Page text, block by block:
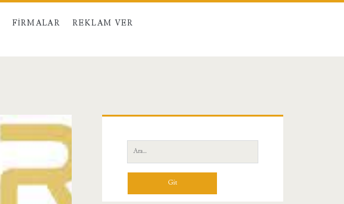
FIRMALAR REKLAM VER
Yan
Menü
Ara: